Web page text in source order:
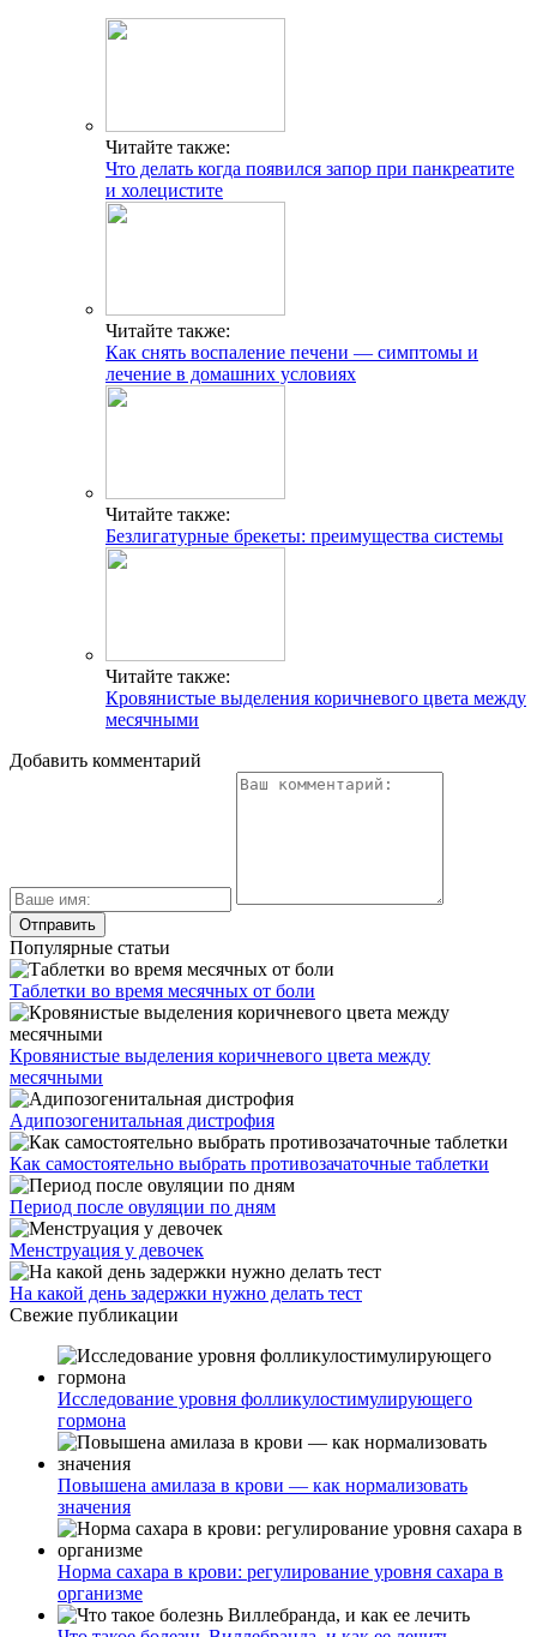
Читайте также:
Что делать когда появился запор при панкреатите
и холецистите
Читайте также:
Как снять воспаление печени — симптомы и
лечение в домашних условиях
Читайте также:
Безлигатурные брекеты: преимущества системы
Читайте также:
Кровянистые выделения коричневого цвета между
месячными
Добавить комментарий
Популярные статьи
Таблетки во время месячных от боли
Кровянистые выделения коричневого цвета между
месячными
Адипозогенитальная дистрофия
Как самостоятельно выбрать противозачаточные таблетки
Период после овуляции по дням
Менструация у девочек
На какой день задержки нужно делать тест
Свежие публикации
Исследование уровня фолликулостимулирующего
гормона
Повышена амилаза в крови — как нормализовать
значения
Норма сахара в крови: регулирование уровня сахара в
организме